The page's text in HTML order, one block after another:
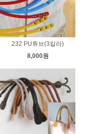
232 PU튜브(3칼라)
8,000원